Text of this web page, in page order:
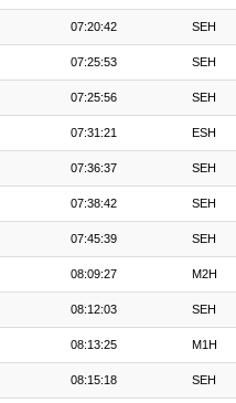
07:20:42 SEH
07:25:53 SEH
07:25:56 SEH
07:31:21 ESH
07:36:37 SEH
07:38:42 SEH
07:45:39 SEH
08:09:27 M2H
08:12:03 SEH
08:13:25 M1H
08:15:18 SEH